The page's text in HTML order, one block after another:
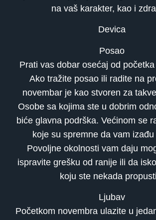
na vaš karakter, kao i
Devica
Posao
Prati vas dobar osećaj od
Ako tražite posao ili radite na
novembar je kao stvoren za
Osobe sa kojima ste u dobrim
biće glavna podrška. Većinom se
koje su spremne da vam
Povoljne okolnosti vam daju
ispravite grešku od ranije ili da
koju ste nekada
Ljubav
Početkom novembra ulazite u